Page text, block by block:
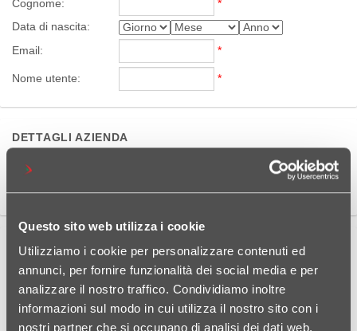
Questo sito web utilizza i cookie
Utilizziamo i cookie per personalizzare contenuti ed
annunci, per fornire funzionalità dei social media e per
analizzare il nostro traffico. Condividiamo inoltre
informazioni sul modo in cui utilizza il nostro sito con i
nostri partner che si occupano di analisi dei dati web,
Cognome:
*
Data di nascita:
Email:
*
Nome utente: *
DETTAGLI AZIENDA
Partita IVA:
NOTA: inserire il numero di partita IVA con prefisso internazionale
(ad esempio "IT 111 111 11")
INDIRIZZO
Indirizzo:
*
CAP / codice
postale:
*